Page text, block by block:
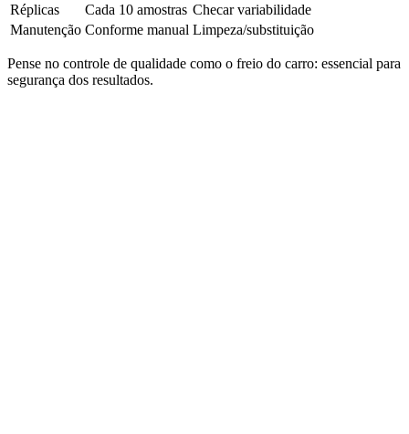
Réplicas
Cada 10 amostras Checar variabilidade
Manutenção Conforme manual Limpeza/substituição
Pense no controle de qualidade como o freio do carro: essencial para
segurança dos resultados.